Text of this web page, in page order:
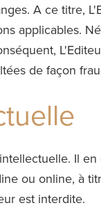
A ce titre,
applicables.
de façon
Il
ou online, à
est interdite.